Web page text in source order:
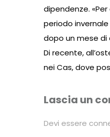
dipendenze.
periodo
dopo un mese di
Di recente,
nei Cas, dove
Lascia un
Devi essere